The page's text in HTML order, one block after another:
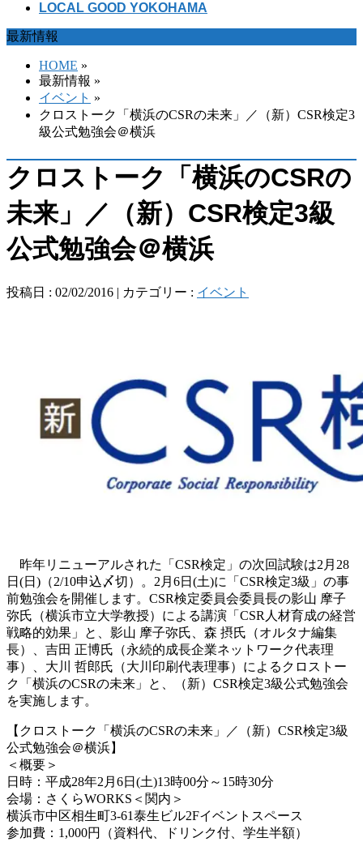
LOCAL GOOD YOKOHAMA
最新情報
HOME »
最新情報 »
イベント »
クロストーク「横浜のCSRの未来」／（新）CSR検定3
級公式勉強会＠横浜
クロストーク「横浜のCSRの
未来」／（新）CSR検定3級
公式勉強会＠横浜
投稿日 : 02/02/2016 | カテゴリー : イベント
昨年リニューアルされた「CSR検定」の次回試験は2月28
日(日)（2/10申込〆切）。2月6日(土)に「CSR検定3級」の事
前勉強会を開催します。CSR検定委員会委員長の影山 摩子
弥氏（横浜市立大学教授）による講演「CSR人材育成の経営
戦略的効果」と、影山 摩子弥氏、森 摂氏（オルタナ編集
長）、吉田 正博氏（永続的成長企業ネットワーク代表理
事）、大川 哲郎氏（大川印刷代表理事）によるクロストー
ク「横浜のCSRの未来」と、（新）CSR検定3級公式勉強会
を実施します。
【クロストーク「横浜のCSRの未来」／（新）CSR検定3級
公式勉強会＠横浜】
＜概要＞
日時：平成28年2月6日(土)13時00分～15時30分
会場：さくらWORKS＜関内＞
横浜市中区相生町3-61泰生ビル2Fイベントスペース
参加費：1,000円（資料代、ドリンク付、学生半額）